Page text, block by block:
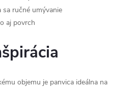
sa ručné umývanie
aj povrch
objemu je panvica ideálna na